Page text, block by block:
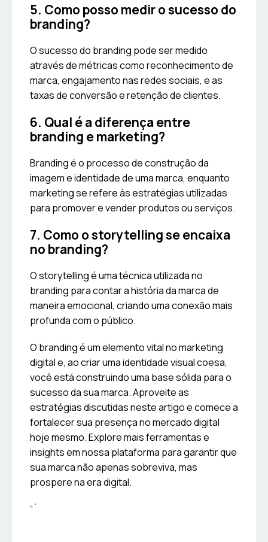
5. Como posso medir o sucesso do
branding?
O sucesso do branding pode ser medido
através de métricas como reconhecimento de
marca, engajamento nas redes sociais, e as
taxas de conversão e retenção de clientes.
6. Qual é a diferença entre
branding e marketing?
Branding é o processo de construção da
imagem e identidade de uma marca, enquanto
marketing se refere às estratégias utilizadas
para promover e vender produtos ou serviços.
7. Como o storytelling se encaixa
no branding?
O storytelling é uma técnica utilizada no
branding para contar a história da marca de
maneira emocional, criando uma conexão mais
profunda com o público.
O branding é um elemento vital no marketing
digital e, ao criar uma identidade visual coesa,
você está construindo uma base sólida para o
sucesso da sua marca. Aproveite as
estratégias discutidas neste artigo e comece a
fortalecer sua presença no mercado digital
hoje mesmo. Explore mais ferramentas e
insights em nossa plataforma para garantir que
sua marca não apenas sobreviva, mas
prospere na era digital.
“`